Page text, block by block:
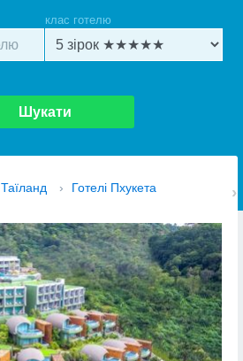
клас готелю
Шукати
Таїланд › Готелі Пхукета